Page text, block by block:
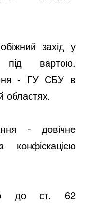
захід у
під вартою.
- ГУ СБУ в
областях.
- довічне
до ст. 62